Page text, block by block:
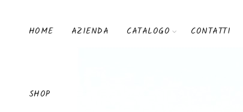
HOME AZIENDA CATALOGO CONTATTI
SHOP